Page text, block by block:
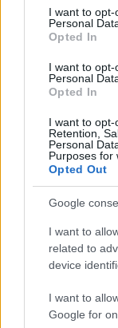
consent section.
I want to
Personal
Opted In
I want to
Personal
Opted In
I want to opt-
Retention,
Personal
Purposes for
Opted Out
Google
I want to
related to
device
I want to
Google for